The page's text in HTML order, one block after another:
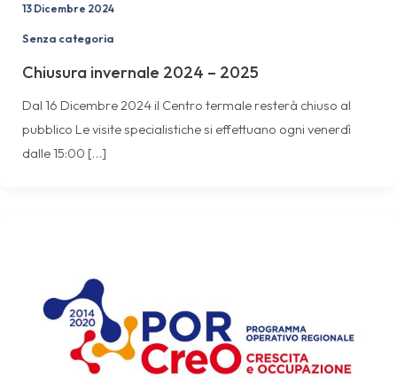
13 Dicembre 2024
Senza categoria
Chiusura invernale 2024 – 2025
Dal 16 Dicembre 2024 il Centro termale resterà chiuso al
pubblico Le visite specialistiche si effettuano ogni venerdì
dalle 15:00 […]